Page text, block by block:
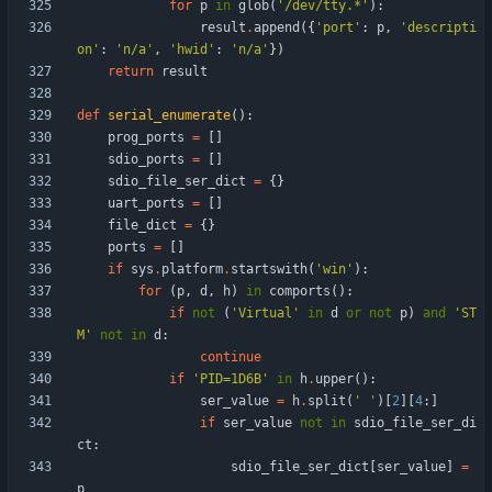
for p in glob( ' /dev/tty.* ' ) :
result . append ( { ' port ' : p, ' descripti
on ' : ' n/a ' , ' hwid ' : ' n/a ' } )
return
result
def serial_enumerate( ) :
prog_ports =
sdio_ports =
sdio_file_ser_dict = { }
uart_ports =
file_dict = { }
ports =
if sys . platform. startswith( ' win ' ) :
for
( p, d , h) in comports ( ) :
if not ( ' Virtual ' in d or not p) and ' ST
M ' not in d :
continue
if
' PID=1D6B ' in h. upper( ) :
ser_value = h. split ( ' ' ) 2 4:
if ser_value not in
sdio_file_ser_di
ct :
sdio_file_ser_dict
ser_value
=